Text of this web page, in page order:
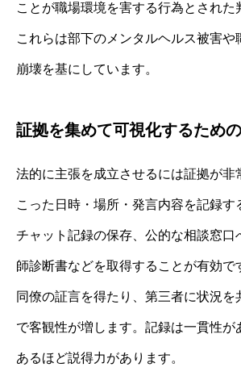
ことが職場環境を害する行為とされた
これらは部下のメンタルヘルス被害や
崩壊を基にしています。
証拠を集めて可視化するため
法的に主張を成立させるには証拠が非
こった日時・場所・発言内容を記録す
チャット記録の保存、公的な相談窓口
師診断書などを取得することが有効で
同僚の証言を得たり、第三者に状況を
で客観性が増します。記録は一貫性が
あるほど説得力があります。